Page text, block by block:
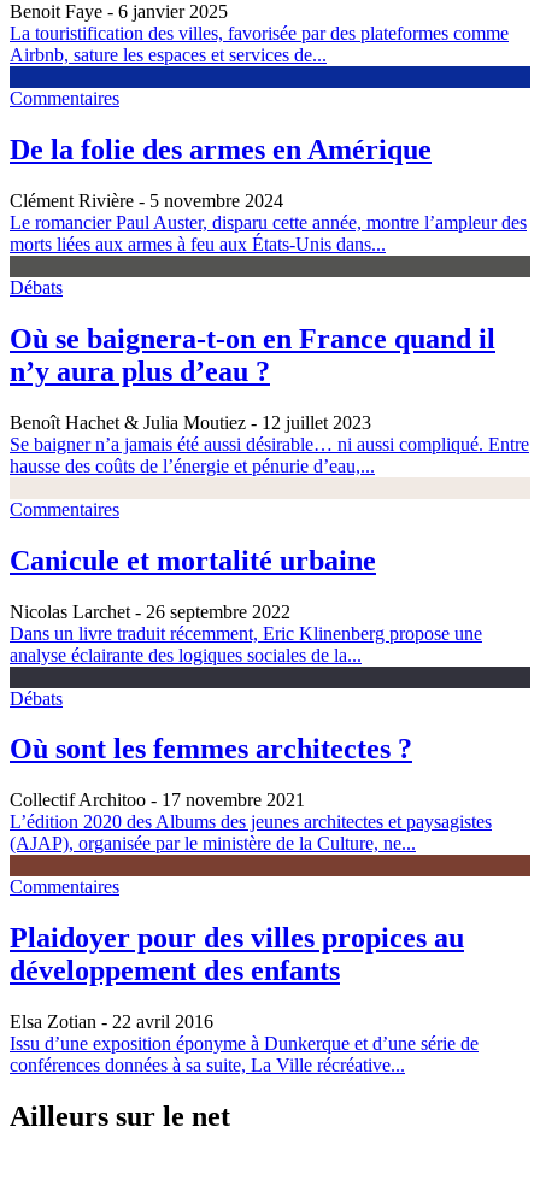
Benoit Faye - 6 janvier 2025
La touristification des villes, favorisée par des plateformes comme
Airbnb, sature les espaces et services de...
Commentaires
De la folie des armes en Amérique
Clément Rivière - 5 novembre 2024
Le romancier Paul Auster, disparu cette année, montre l’ampleur des
morts liées aux armes à feu aux États-Unis dans...
Débats
Où se baignera-t-on en France quand il
n’y aura plus d’eau ?
Benoît Hachet & Julia Moutiez - 12 juillet 2023
Se baigner n’a jamais été aussi désirable… ni aussi compliqué. Entre
hausse des coûts de l’énergie et pénurie d’eau,...
Commentaires
Canicule et mortalité urbaine
Nicolas Larchet - 26 septembre 2022
Dans un livre traduit récemment, Eric Klinenberg propose une
analyse éclairante des logiques sociales de la...
Débats
Où sont les femmes architectes ?
Collectif Architoo - 17 novembre 2021
L’édition 2020 des Albums des jeunes architectes et paysagistes
(AJAP), organisée par le ministère de la Culture, ne...
Commentaires
Plaidoyer pour des villes propices au
développement des enfants
Elsa Zotian - 22 avril 2016
Issu d’une exposition éponyme à Dunkerque et d’une série de
conférences données à sa suite, La Ville récréative...
Ailleurs sur le net